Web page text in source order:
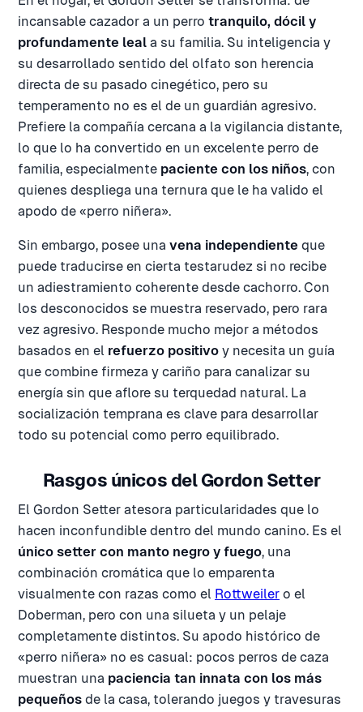
incansable cazador a un perro tranquilo, dócil y
profundamente leal a su familia. Su inteligencia y
su desarrollado sentido del olfato son herencia
directa de su pasado cinegético, pero su
temperamento no es el de un guardián agresivo.
Prefiere la compañía cercana a la vigilancia distante,
lo que lo ha convertido en un excelente perro de
familia, especialmente paciente con los niños, con
quienes despliega una ternura que le ha valido el
apodo de «perro niñera».
Sin embargo, posee una vena independiente que
puede traducirse en cierta testarudez si no recibe
un adiestramiento coherente desde cachorro. Con
los desconocidos se muestra reservado, pero rara
vez agresivo. Responde mucho mejor a métodos
basados en el refuerzo positivo y necesita un guía
que combine firmeza y cariño para canalizar su
energía sin que aflore su terquedad natural. La
socialización temprana es clave para desarrollar
todo su potencial como perro equilibrado.
Rasgos únicos del Gordon Setter
El Gordon Setter atesora particularidades que lo
hacen inconfundible dentro del mundo canino. Es el
único setter con manto negro y fuego, una
combinación cromática que lo emparenta
visualmente con razas como el Rottweiler o el
Doberman, pero con una silueta y un pelaje
completamente distintos. Su apodo histórico de
«perro niñera» no es casual: pocos perros de caza
muestran una paciencia tan innata con los más
pequeños de la casa, tolerando juegos y travesuras